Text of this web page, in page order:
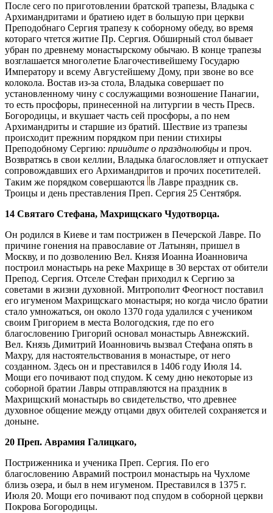
После сего по приготовлении братской трапезы, Владыка с
Архимандритами и братиею идет в большую при церкви
Преподобнаго Сергия трапезу к соборному обеду, во время
котораго чтется житие Пр. Сергия. Обширный стол бывает
убран по древнему монастырскому обычаю. В конце трапезы
возглашается многолетие Благочестивейшему Государю
Императору и всему Августейшему Дому, при звоне во все
колокола. Востав из-за стола, Владыка совершает по
установленному чину с сослужащими возношение Панагии,
то есть просфоры, принесенной на литургии в честь Пресв.
Богородицы, и вкушает часть сей просфоры, а по нем
Архимандриты и старшие из братий. Шествие из трапезы
происходит прежним порядком при пении стихиры
Преподобному Сергию: приидите о празднолюбцы и проч.
Возвратясь в свои келлии, Владыка благословляет и отпускает
сопровождавших его Архимандритов и прочих посетителей.
Таким же порядком совершаются в Лавре праздник св.
Троицы и день преставления Преп. Сергия 25 Сентября.
14 Святаго Стефана, Махрищскаго Чудотворца.
Он родился в Киеве и там пострижен в Печерской Лавре. По
причине гонения на православие от Латынян, пришел в
Москву, и по дозволению Вел. Князя Иоанна Иоанновича
построил монастырь на реке Махрище в 30 верстах от обители
Препод. Сергия. Отселе Стефан приходил к Сергию за
советами в жизни духовной. Митрополит Феогност поставил
его игуменом Махрищскаго монастыря; но когда число братии
стало умножаться, он около 1370 года удалился с учеником
своим Григорием в места Вологодския, где по его
благословению Григорий основал монастырь Авнежский.
Вел. Князь Димитрий Иоанновичь вызвал Стефана опять в
Махру, для настоятельствования в монастыре, от него
созданном. Здесь он и преставился в 1406 году Июля 14.
Мощи его почивают под спудом. К сему дню некоторые из
соборной братии Лавры отправляются на праздник в
Махрищский монастырь во свидетельство, что древнее
духовное общение между отцами двух обителей сохраняется и
доныне.
20 Преп. Аврамия Галицкаго,
Постриженника и ученика Преп. Сергия. По его
благословению Аврамий построил монастырь на Чухломе
близь озера, и был в нем игуменом. Преставился в 1375 г.
Июля 20. Мощи его почивают под спудом в соборной церкви
Покрова Богородицы.